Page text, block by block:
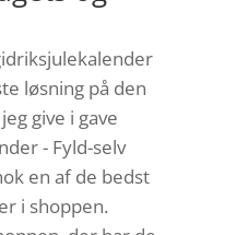
løsning på den
give i gave
- Fyld-selv
en af de bedst
i shoppen.